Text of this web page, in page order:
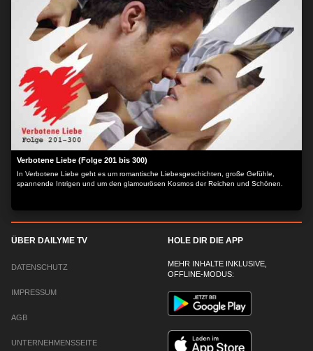
Verbotene Liebe (Folge 201 bis 300)
In Verbotene Liebe geht es um romantische Liebesgeschichten, große Gefühle,
spannende Intrigen und um den glamourösen Kosmos der Reichen und Schönen.
ÜBER DAILYME TV
DATENSCHUTZ
IMPRESSUM
AGB
UNTERNEHMENSSEITE
HOLE DIR DIE APP
MEHR INHALTE INKLUSIVE,
OFFLINE-MODUS: